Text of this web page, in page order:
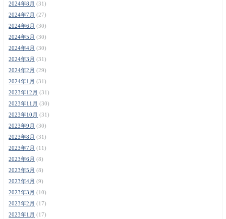
2024年8月 (31)
2024年7月 (27)
2024年6月 (30)
2024年5月 (30)
2024年4月 (30)
2024年3月 (31)
2024年2月 (29)
2024年1月 (31)
2023年12月 (31)
2023年11月 (30)
2023年10月 (31)
2023年9月 (30)
2023年8月 (31)
2023年7月 (11)
2023年6月 (8)
2023年5月 (8)
2023年4月 (9)
2023年3月 (10)
2023年2月 (17)
2023年1月 (17)